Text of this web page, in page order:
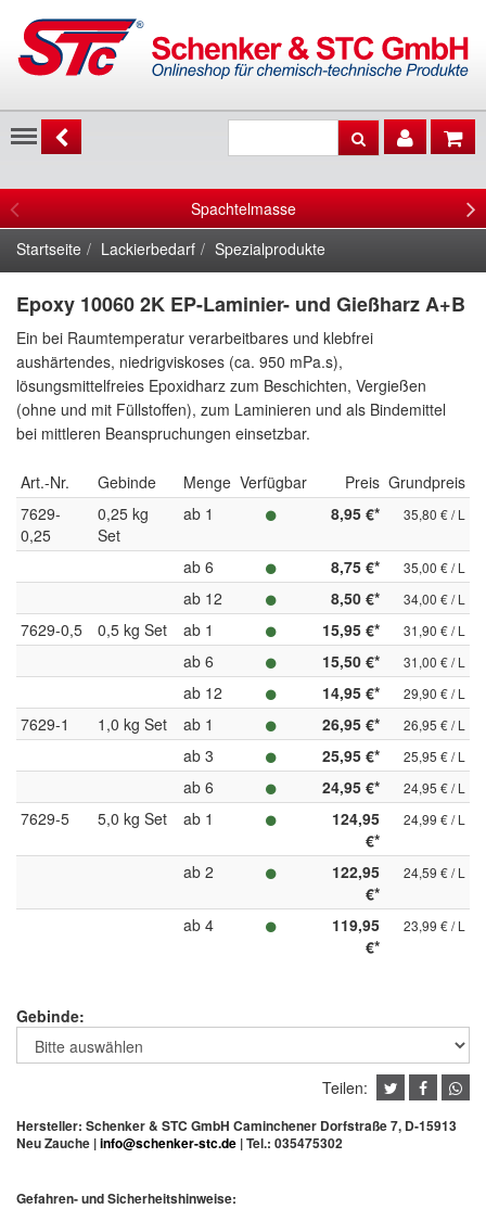
Menu
Spachtelmasse
Startseite
Lackierbedarf Spezialprodukte
Epoxy 10060 2K EP-Laminier- und Gießharz A+B
Ein bei Raumtemperatur verarbeitbares und klebfrei
aushärtendes, niedrigviskoses (ca. 950 mPa.s),
lösungsmittelfreies Epoxidharz zum Beschichten, Vergießen
(ohne und mit Füllstoffen), zum Laminieren und als Bindemittel
bei mittleren Beanspruchungen einsetzbar.
Art.-Nr. Gebinde Menge Verfügbar Preis Grundpreis
7629-
0,25
0,25 kg
Set
ab 1 8,95 €* 35,80 € / L
ab 6 8,75 €* 35,00 € / L
ab 12 8,50 €* 34,00 € / L
7629-0,5 0,5 kg Set ab 1 15,95 €* 31,90 € / L
ab 6 15,50 €* 31,00 € / L
ab 12 14,95 €* 29,90 € / L
7629-1 1,0 kg Set ab 1 26,95 €* 26,95 € / L
ab 3 25,95 €* 25,95 € / L
ab 6 24,95 €* 24,95 € / L
7629-5 5,0 kg Set ab 1
124,95
€*
24,99 € / L
ab 2
122,95
€*
24,59 € / L
ab 4
119,95
€*
23,99 € / L
Gebinde:
Teilen:
Hersteller: Schenker & STC GmbH Caminchener Dorfstraße 7, D-15913
Neu Zauche |info@schenker-stc.de | Tel.: 035475302
Gefahren- und Sicherheitshinweise: